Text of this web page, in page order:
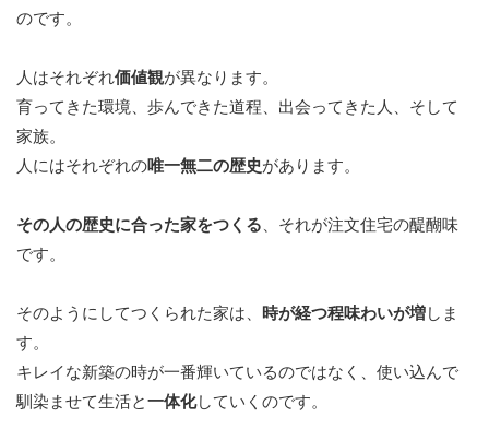
のです。
人はそれぞれ価値観が異なります。
育ってきた環境、歩んできた道程、出会ってきた人、そして
家族。
人にはそれぞれの唯一無二の歴史があります。
その人の歴史に合った家をつくる 、それが注文住宅の醍醐味
です。
そのようにしてつくられた家は、 時が経つ程味わいが増しま
す。
キレイな新築の時が一番輝いているのではなく、使い込んで
馴染ませて生活と一体化していくのです。